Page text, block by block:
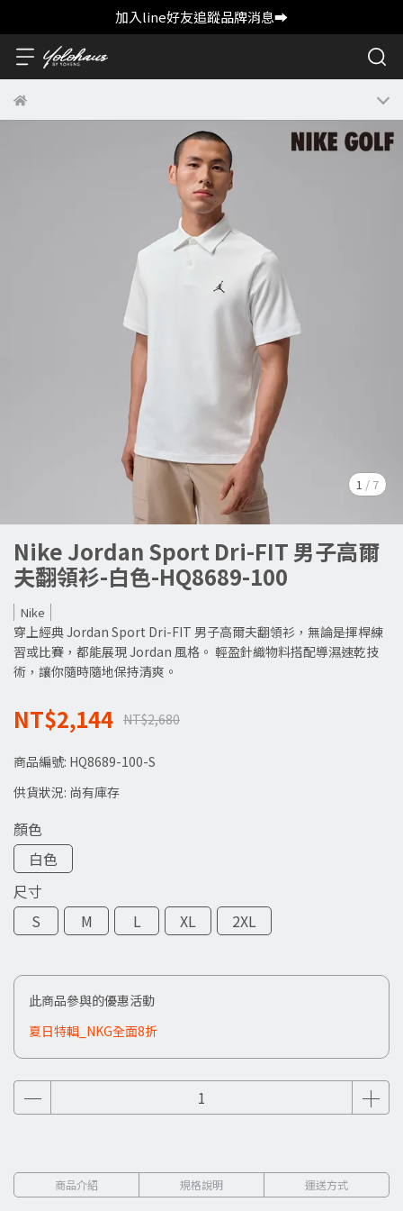
加入line好友追蹤品牌消息➡️
1 / 7
Nike Jordan Sport Dri-FIT 男子高爾
夫翻領衫-白色-HQ8689-100
Nike
穿上經典 Jordan Sport Dri-FIT 男子高爾夫翻領衫，無論是揮桿練
習或比賽，都能展現 Jordan 風格。 輕盈針織物料搭配導濕速乾技
術，讓你隨時隨地保持清爽。
NT$2,144 NT$2,680
商品編號: HQ8689-100-S
供貨狀況: 尚有庫存
顏色
白色
尺寸
S
M L XL 2XL
此商品參與的優惠活動
夏日特輯_NKG全面8折
商品介紹 規格說明 運送方式